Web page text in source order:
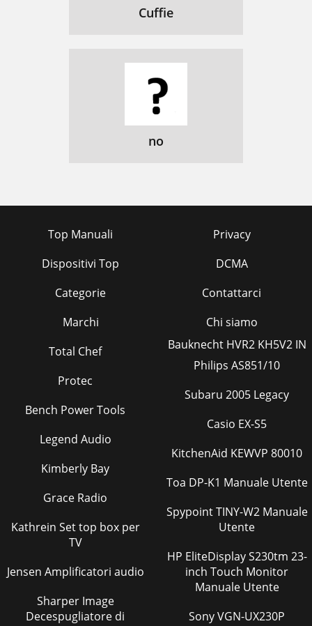
Cuffie
no
Top Manuali
Dispositivi Top
Categorie
Marchi
Privacy
DCMA
Contattarci
Chi siamo
Total Chef
Protec
Bench Power Tools
Legend Audio
Kimberly Bay
Grace Radio
Kathrein Set top box per
TV
Jensen Amplificatori audio
Sharper Image
Decespugliatore di
Bauknecht HVR2 KH5V2 IN
Philips AS851/10
Subaru 2005 Legacy
Casio EX-S5
KitchenAid KEWVP 80010
Toa DP-K1 Manuale Utente
Spypoint TINY-W2 Manuale
Utente
HP EliteDisplay S230tm 23-
inch Touch Monitor
Manuale Utente
Sony VGN-UX230P